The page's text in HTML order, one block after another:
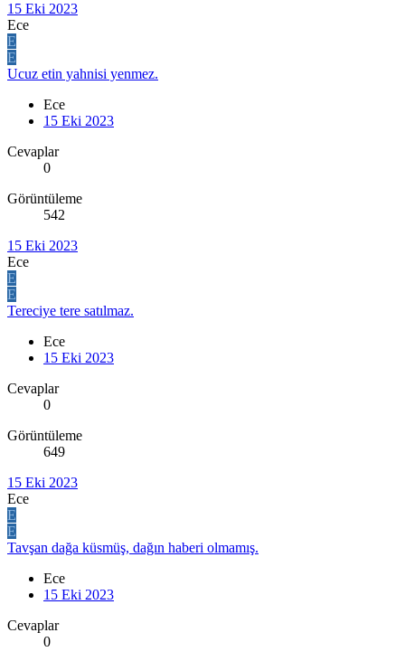
15 Eki 2023
Ece
E
E
Ucuz etin yahnisi yenmez.
Ece
15 Eki 2023
Cevaplar
0
Görüntüleme
542
15 Eki 2023
Ece
E
E
Tereciye tere satılmaz.
Ece
15 Eki 2023
Cevaplar
0
Görüntüleme
649
15 Eki 2023
Ece
E
E
Tavşan dağa küsmüş, dağın haberi olmamış.
Ece
15 Eki 2023
Cevaplar
0